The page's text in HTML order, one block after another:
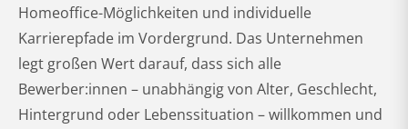
Homeoffice-Möglichkeiten und individuelle
Karrierepfade im Vordergrund. Das Unternehmen
legt großen Wert darauf, dass sich alle
Bewerber:innen – unabhängig von Alter, Geschlecht,
Hintergrund oder Lebenssituation – willkommen und